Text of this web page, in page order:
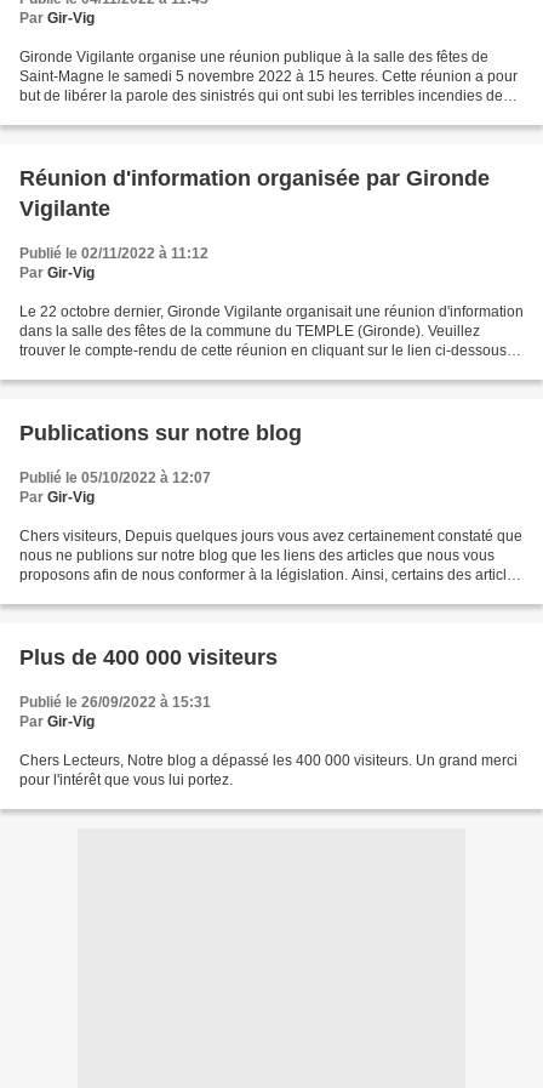
Par Gir-Vig
Gironde Vigilante organise une réunion publique à la salle des fêtes de
Saint-Magne le samedi 5 novembre 2022 à 15 heures. Cette réunion a pour
but de libérer la parole des sinistrés qui ont subi les terribles incendies de
Réunion d'information organisée par Gironde
Vigilante
Publié le 02/11/2022 à 11:12
Par Gir-Vig
Le 22 octobre dernier, Gironde Vigilante organisait une réunion d'information
dans la salle des fêtes de la commune du TEMPLE (Gironde). Veuillez
trouver le compte-rendu de cette réunion en cliquant sur le lien ci-dessous.
Publications sur notre blog
Publié le 05/10/2022 à 12:07
Par Gir-Vig
Chers visiteurs, Depuis quelques jours vous avez certainement constaté que
nous ne publions sur notre blog que les liens des articles que nous vous
proposons afin de nous conformer à la législation. Ainsi, certains des articles
Plus de 400 000 visiteurs
Publié le 26/09/2022 à 15:31
Par Gir-Vig
Chers Lecteurs, Notre blog a dépassé les 400 000 visiteurs. Un grand merci
pour l'intérêt que vous lui portez.